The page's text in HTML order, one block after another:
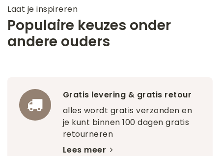
Laat je inspireren
Populaire keuzes onder
andere ouders
Gratis levering & gratis retour
alles wordt gratis verzonden en
je kunt binnen 100 dagen gratis
retourneren
Lees meer